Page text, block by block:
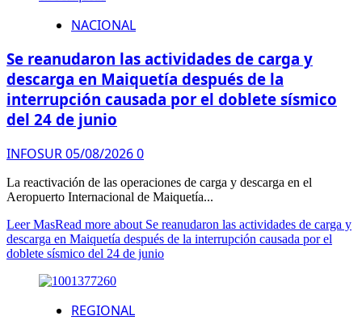
NACIONAL
Se reanudaron las actividades de carga y
descarga en Maiquetía después de la
interrupción causada por el doblete sísmico
del 24 de junio
INFOSUR05/08/20260
La reactivación de las operaciones de carga y descarga en el
Aeropuerto Internacional de Maiquetía...
Leer MasRead more about Se reanudaron las actividades de carga y
descarga en Maiquetía después de la interrupción causada por el
doblete sísmico del 24 de junio
REGIONAL